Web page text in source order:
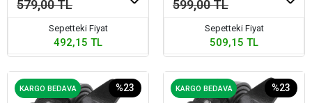
579,00 TL
Sepetteki Fiyat
492,15 TL
599,00 TL
Sepetteki Fiyat
509,15 TL
KARGO BEDAVA %23 KARGO BEDAVA %23